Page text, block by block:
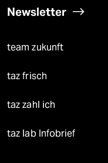
Newsletter
team zukunft
taz frisch
taz zahl ich
taz lab Infobrief